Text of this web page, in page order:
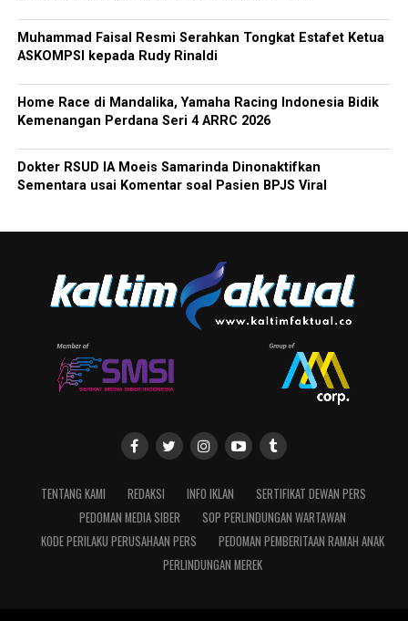
Muhammad Faisal Resmi Serahkan Tongkat Estafet Ketua
ASKOMPSI kepada Rudy Rinaldi
Home Race di Mandalika, Yamaha Racing Indonesia Bidik
Kemenangan Perdana Seri 4 ARRC 2026
Dokter RSUD IA Moeis Samarinda Dinonaktifkan
Sementara usai Komentar soal Pasien BPJS Viral
TENTANG KAMI REDAKSI INFO IKLAN
SERTIFIKAT DEWAN PERS
PEDOMAN MEDIA SIBER
SOP PERLINDUNGAN WARTAWAN
KODE PERILAKU PERUSAHAAN PERS
PEDOMAN PEMBERITAAN RAMAH ANAK
PERLINDUNGAN MEREK